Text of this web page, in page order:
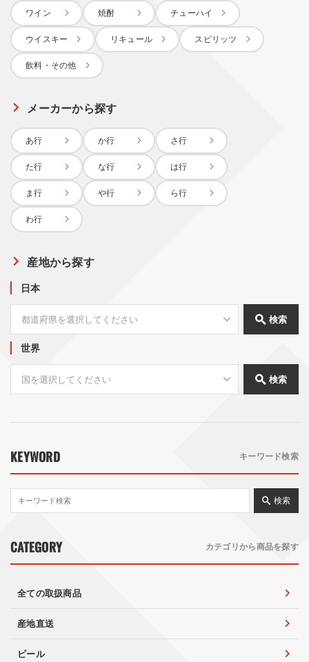
ワイン 焼酎 チューハイ
ウイスキー リキュール スピリッツ
飲料・その他
メーカーから探す
あ行 か行 さ行
た行 な行 は行
ま行 や行 ら行
わ行
産地から探す
日本
検索
世界
検索
KEYWORD キーワード検索
検索
CATEGORY カテゴリから商品を探す
全ての取扱商品
産地直送
ビール